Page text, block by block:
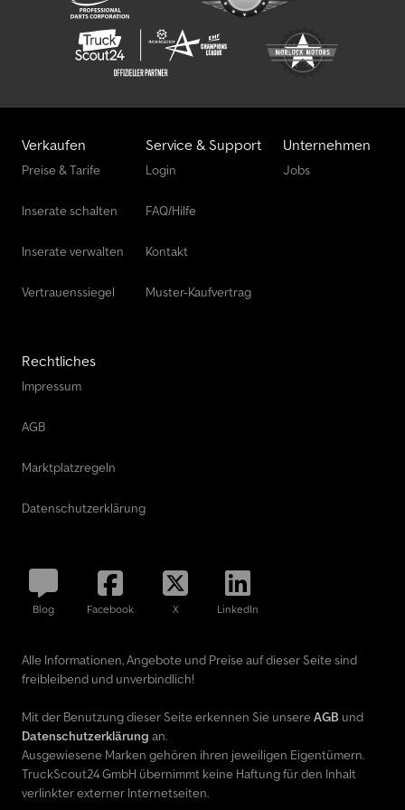
Verkaufen
Preise & Tarife
Inserate schalten
Inserate verwalten
Vertrauenssiegel
Service & Support
Login
FAQ/Hilfe
Kontakt
Muster-Kaufvertrag
Unternehmen
Jobs
Rechtliches
Impressum
AGB
Marktplatzregeln
Datenschutzerklärung
Blog Facebook X LinkedIn
Alle Informationen, Angebote und Preise auf dieser Seite sind
freibleibend und unverbindlich!
Mit der Benutzung dieser Seite erkennen Sie unsere AGB und
Datenschutzerklärung an.
Ausgewiesene Marken gehören ihren jeweiligen Eigentümern.
TruckScout24 GmbH übernimmt keine Haftung für den Inhalt
verlinkter externer Internetseiten.